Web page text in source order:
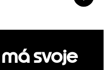
svoje